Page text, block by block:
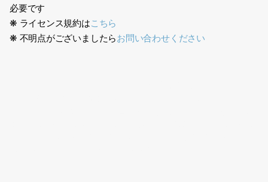
必要です
❋ ライセンス規約はこちら
❋ 不明点がございましたらお問い合わせください